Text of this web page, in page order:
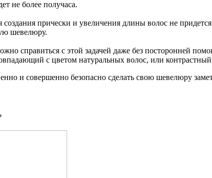
не более получаса.
прически и увеличения длины волос не
шевелюру.
справиться с этой задачей даже без посторонней
с цветом натуральных волос, или
и совершенно безопасно сделать свою шевелюру